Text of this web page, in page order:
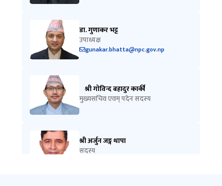
डा. गुणाकर भट्ट
उपाध्यक्ष
gunakar.bhatta@npc.gov.np
श्री गोविन्द बहादुर कार्की
मुख्यसचिव एवम् पदेन सदस्य
श्री अर्जुन जङ्ग थापा
सदस्य